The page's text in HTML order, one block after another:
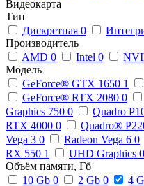
Видеокарта
Тип
Дискретная 0
Производитель
AMD 0 Intel 0
Модель
GeForce® GTX 1650 1
GeForce® RTX 2080 0
Graphics 750 0 Quadro
RTX 4000 0 Quadro®
Vega 3 0 Radeon Vega 6 0
RX 550 1 UHD Graphics 0
Объём памяти, Гб
10 Gb 0 2 Gb 0 4